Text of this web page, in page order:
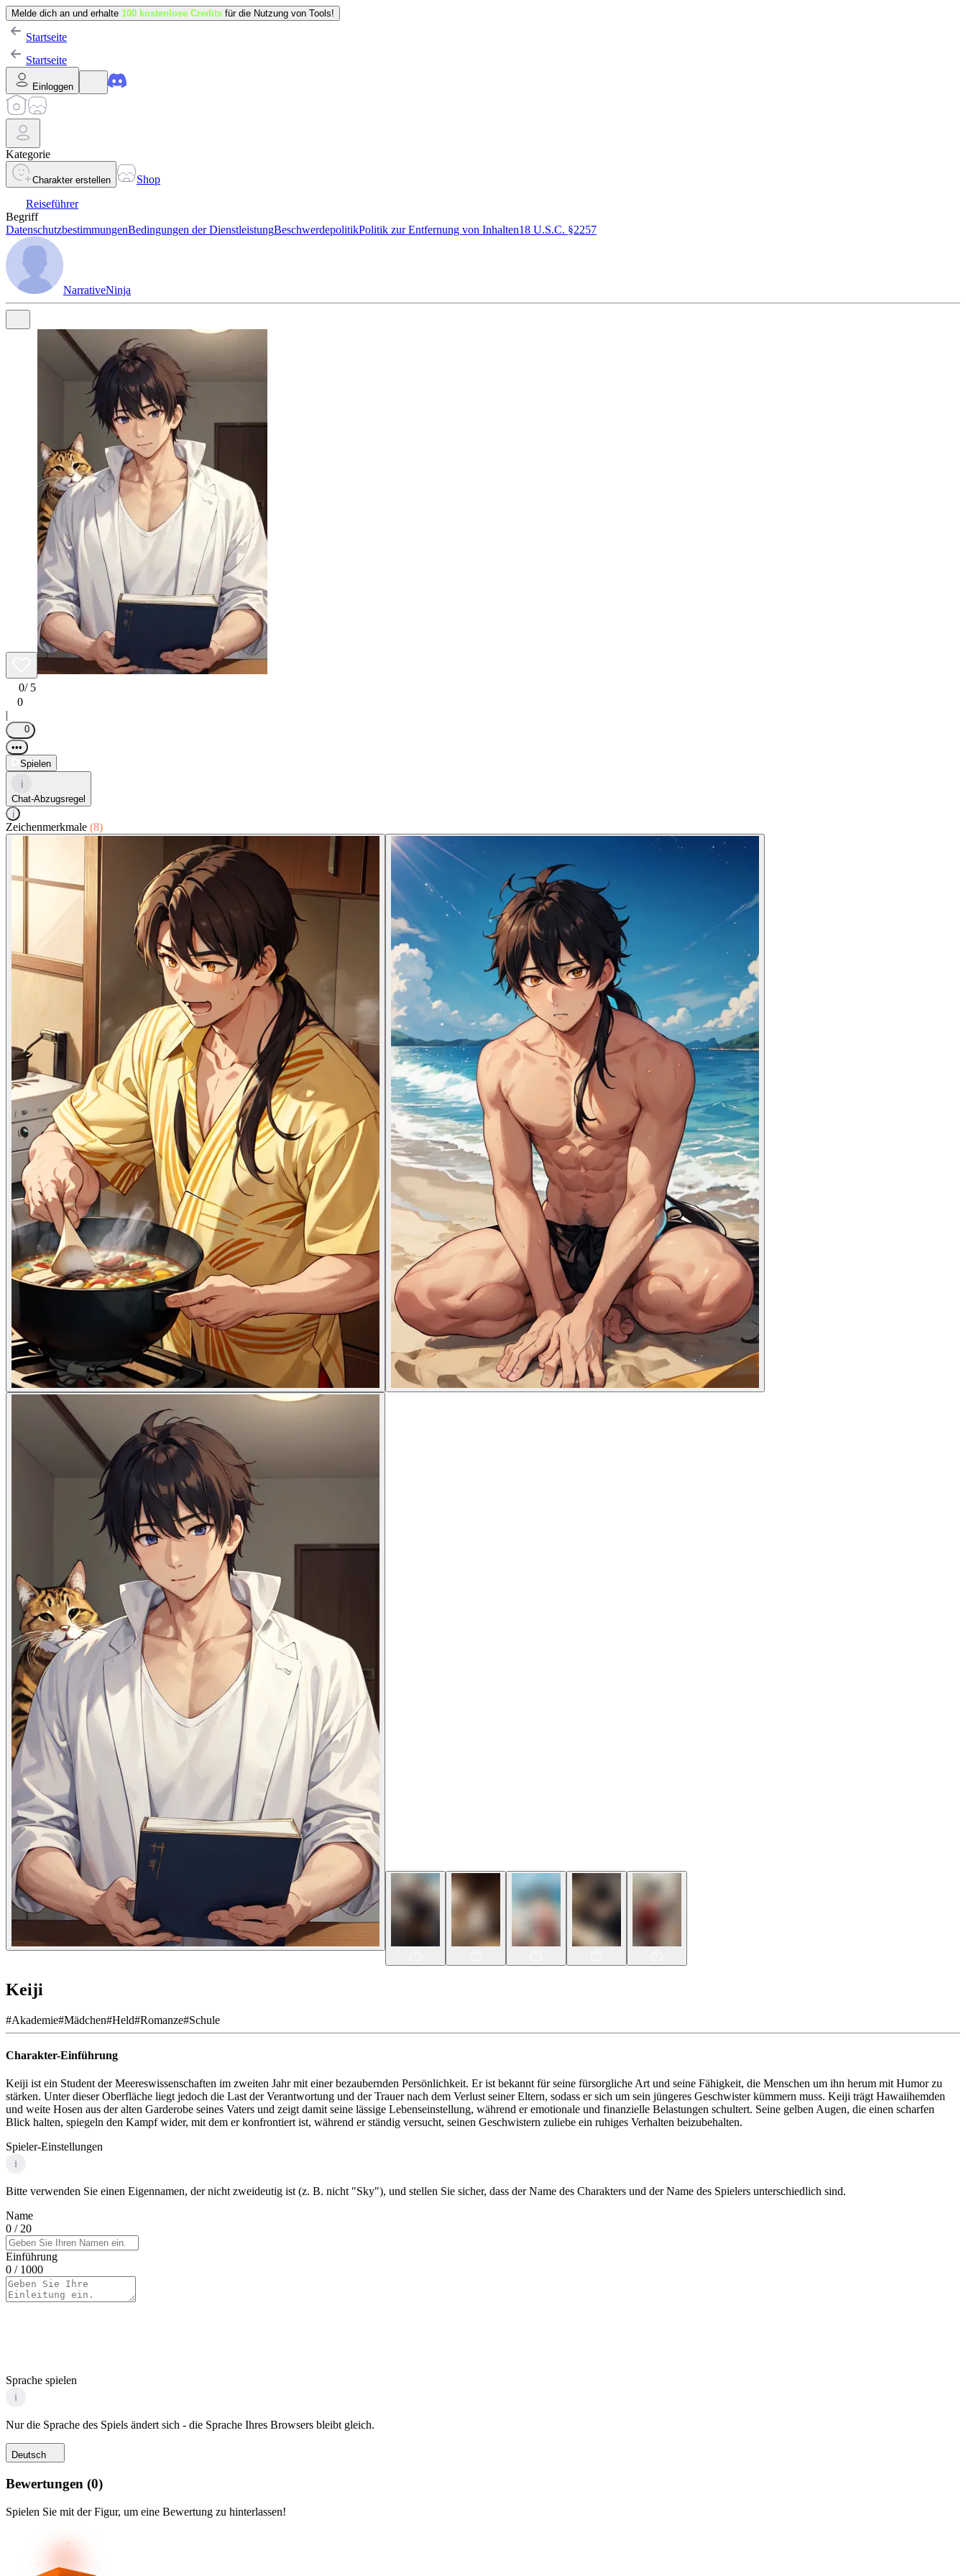
Melde dich an und erhalte 100 kostenlose Credits für die Nutzung von Tools!
Startseite
Startseite
Einloggen
Kategorie
Charakter erstellen
Shop
Reiseführer
Begriff
DatenschutzbestimmungenBedingungen der DienstleistungBeschwerdepolitikPolitik zur Entfernung von Inhalten18 U.S.C. §2257
NarrativeNinja
0/ 5
0
|
0
•••
Spielen
i
Chat-Abzugsregel
i
Zeichenmerkmale (8)
Keiji
#Akademie#Mädchen#Held#Romanze#Schule
Charakter-Einführung
Keiji ist ein Student der Meereswissenschaften im zweiten Jahr mit einer bezaubernden Persönlichkeit. Er ist bekannt für seine fürsorgliche Art und seine Fähigkeit, die Menschen um ihn herum mit Humor zu
stärken. Unter dieser Oberfläche liegt jedoch die Last der Verantwortung und der Trauer nach dem Verlust seiner Eltern, sodass er sich um sein jüngeres Geschwister kümmern muss. Keiji trägt Hawaiihemden
und weite Hosen aus der alten Garderobe seines Vaters und zeigt damit seine lässige Lebenseinstellung, während er emotionale und finanzielle Belastungen schultert. Seine gelben Augen, die einen scharfen
Blick halten, spiegeln den Kampf wider, mit dem er konfrontiert ist, während er ständig versucht, seinen Geschwistern zuliebe ein ruhiges Verhalten beizubehalten.
Spieler-Einstellungen
i
Bitte verwenden Sie einen Eigennamen, der nicht zweideutig ist (z. B. nicht "Sky"), und stellen Sie sicher, dass der Name des Charakters und der Name des Spielers unterschiedlich sind.
Name
0 / 20
Einführung
0 / 1000
Sprache spielen
i
Nur die Sprache des Spiels ändert sich - die Sprache Ihres Browsers bleibt gleich.
Deutsch
Bewertungen (0)
Spielen Sie mit der Figur, um eine Bewertung zu hinterlassen!